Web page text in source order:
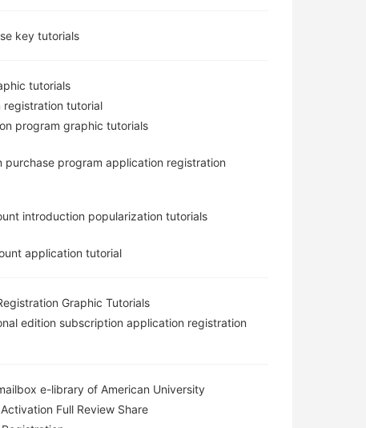
key tutorials
tutorials
tutorial
program graphic tutorials
program application registration
introduction popularization tutorials
application tutorial
Graphic Tutorials
edition subscription application registration
e-library of American University
Full Review Share